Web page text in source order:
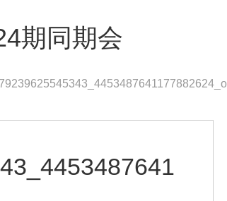
期同期会